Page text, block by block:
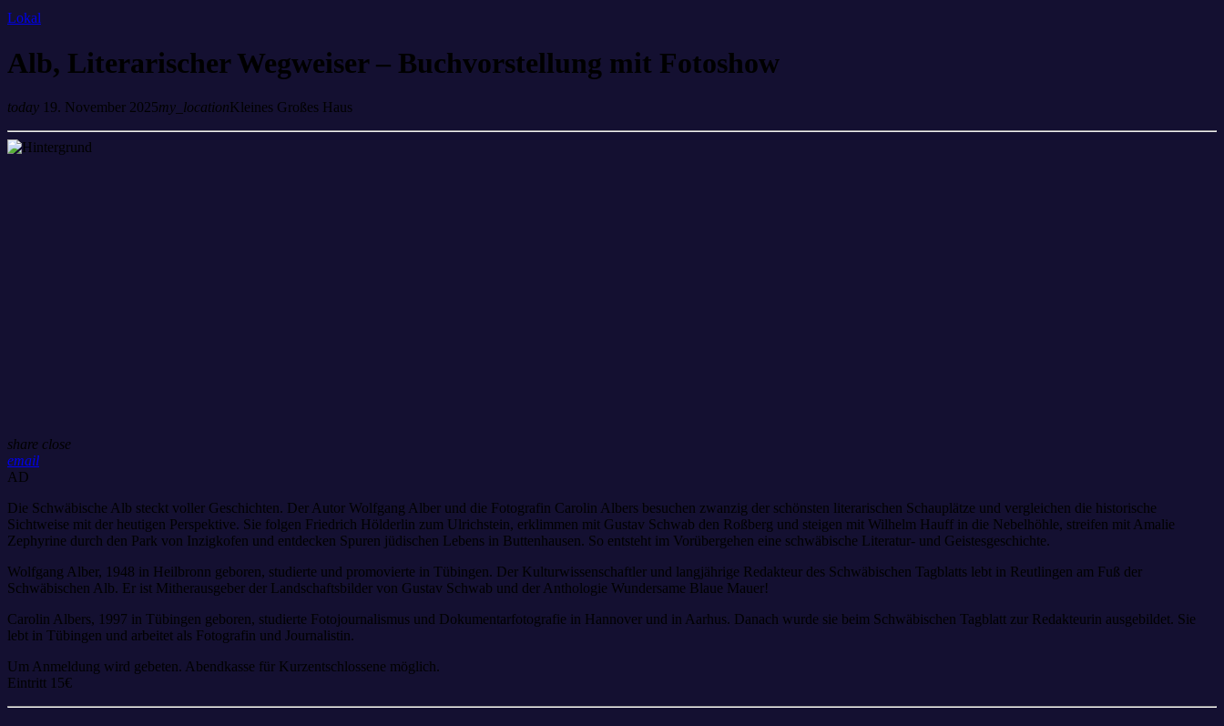
Lokal
Alb, Literarischer Wegweiser – Buchvorstellung mit Fotoshow
today 19. November 2025my_locationKleines Großes Haus
share close
email
AD
Die Schwäbische Alb steckt voller Geschichten. Der Autor Wolfgang Alber und die Fotografin Carolin Albers besuchen zwanzig der schönsten literarischen Schauplätze und vergleichen die historische
Sichtweise mit der heutigen Perspektive. Sie folgen Friedrich Hölderlin zum Ulrichstein, erklimmen mit Gustav Schwab den Roßberg und steigen mit Wilhelm Hauff in die Nebelhöhle, streifen mit Amalie
Zephyrine durch den Park von Inzigkofen und entdecken Spuren jüdischen Lebens in Buttenhausen. So entsteht im Vorübergehen eine schwäbische Literatur- und Geistesgeschichte.
Wolfgang Alber, 1948 in Heilbronn geboren, studierte und promovierte in Tübingen. Der Kulturwissenschaftler und langjährige Redakteur des Schwäbischen Tagblatts lebt in Reutlingen am Fuß der
Schwäbischen Alb. Er ist Mitherausgeber der Landschaftsbilder von Gustav Schwab und der Anthologie Wundersame Blaue Mauer!
Carolin Albers, 1997 in Tübingen geboren, studierte Fotojournalismus und Dokumentarfotografie in Hannover und in Aarhus. Danach wurde sie beim Schwäbischen Tagblatt zur Redakteurin ausgebildet. Sie
lebt in Tübingen und arbeitet als Fotografin und Journalistin.
Um Anmeldung wird gebeten. Abendkasse für Kurzentschlossene möglich.
Eintritt 15€